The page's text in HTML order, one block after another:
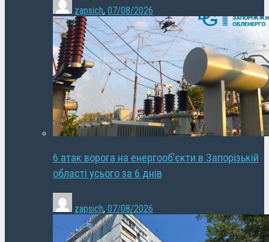
zapsich, 07/08/2026
6 атак ворога на енергооб’єкти в Запорізькій
області усього за 6 днів
zapsich, 07/08/2026